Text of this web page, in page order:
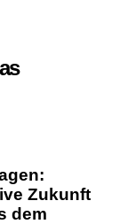
Zukunft
dem